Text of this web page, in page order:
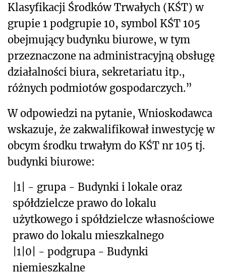
Klasyfikacji Środków Trwałych (KŚT) w
grupie 1 podgrupie 10, symbol KŚT 105
obejmujący budynku biurowe, w tym
przeznaczone na administracyjną obsługę
działalności biura, sekretariatu itp.,
różnych podmiotów gospodarczych.”
W odpowiedzi na pytanie, Wnioskodawca
wskazuje, że zakwalifikował inwestycję w
obcym środku trwałym do KŚT nr 105 tj.
budynki biurowe:
|1| - grupa - Budynki i lokale oraz
spółdzielcze prawo do lokalu
użytkowego i spółdzielcze własnościowe
prawo do lokalu mieszkalnego
|1|0| - podgrupa - Budynki
niemieszkalne